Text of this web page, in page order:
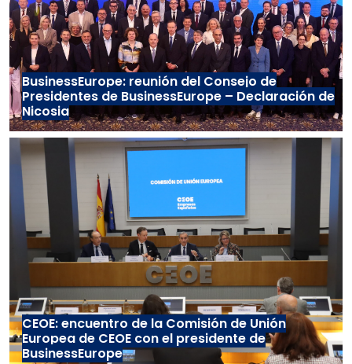
BusinessEurope: reunión del Consejo de
Presidentes de BusinessEurope – Declaración de
Nicosia
CEOE: encuentro de la Comisión de Unión
Europea de CEOE con el presidente de
BusinessEurope